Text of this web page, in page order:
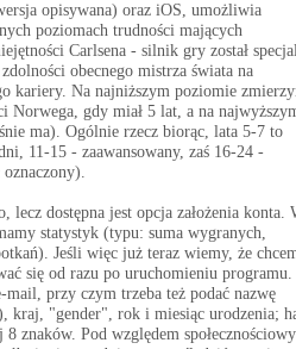
opisywana) oraz iOS, umożliwia
poziomach trudności mających
Carlsena - silnik gry został
obecnego mistrza świata na
kariery. Na najniższym poziomie
Norwega, gdy miał 5 lat, a na
ma). Ogólnie rzecz biorąc, lata 5-7 to
11-15 - zaawansowany, zaś 16-24 -
dostępna jest opcja założenia konta.
statystyk (typu: suma wygranych,
Jeśli więc już teraz wiemy, że
się od razu po uruchomieniu programu.
mail, przy czym trzeba też podać nazwę
"gender", rok i miesiąc urodzenia;
znaków. Pod względem